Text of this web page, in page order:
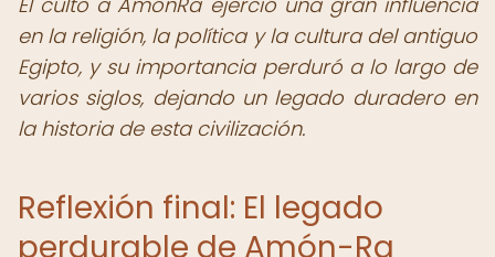
en la religión, la política y la cultura del antiguo
Egipto, y su importancia perduró a lo largo de
varios siglos, dejando un legado duradero en
la historia de esta civilización.
Reflexión final: El legado
perdurable de Amón-Ra